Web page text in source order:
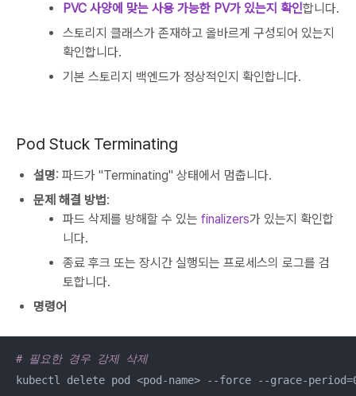
PVC 사양에 맞는 사용 가능한 PV가 있는지 확인합니다.
스토리지 클래스가 존재하고 올바르게 구성되어 있는지
확인합니다.
기본 스토리지 백엔드가 정상적인지 확인합니다.
Pod Stuck Terminating
설명: 파드가 "Terminating" 상태에서 멈춥니다.
문제 해결 방법 :
파드 삭제를 방해할 수 있는 finalizers가 있는지 확인합
니다.
종료 후크 또는 장시간 실행되는 프로세스의 로그를 검
토합니다.
명령어
# 필요한 경우 강제 삭제
kubectl delete pod <pod-name> --force --grace-